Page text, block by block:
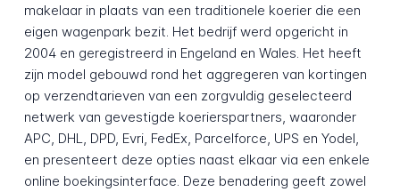
makelaar in plaats van een traditionele koerier die een
eigen wagenpark bezit. Het bedrijf werd opgericht in
2004 en geregistreerd in Engeland en Wales. Het heeft
zijn model gebouwd rond het aggregeren van kortingen
op verzendtarieven van een zorgvuldig geselecteerd
netwerk van gevestigde koerierspartners, waaronder
APC, DHL, DPD, Evri, FedEx, Parcelforce, UPS en Yodel,
en presenteert deze opties naast elkaar via een enkele
online boekingsinterface. Deze benadering geeft zowel